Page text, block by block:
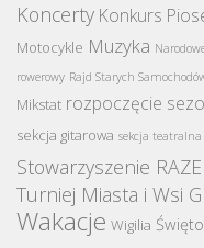
Koncerty Konkurs
Motocykle Muzyka
rowerowy Rajd Starych
Mikstat rozpoczęcie
sekcja gitarowa sekcja teatralna
Stowarzyszenie
Turniej Miasta i Wsi
Wakacje Wigilia